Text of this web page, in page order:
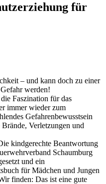
für
– und kann doch zu einer
werden!
Faszination für das
immer wieder zum
Gefahrenbewusstsein
Verletzungen und
kindgerechte Beantwortung
Schaumburg
und ein
für Mädchen und Jungen
finden: Das ist eine gute